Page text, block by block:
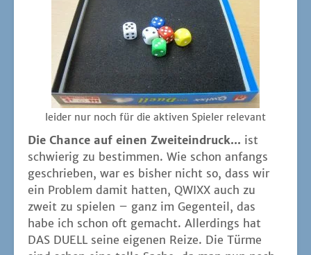
lei­der nur noch für die akti­ven Spie­ler relevant
Die Chan­ce auf einen Zweit­ein­druck... ist
schwie­rig zu bestim­men. Wie schon anfangs
geschrie­ben, war es bis­her nicht so, dass wir
ein Pro­blem damit hat­ten, QWIXX auch zu
zweit zu spie­len – ganz im Gegen­teil, das
habe ich schon oft gemacht. Aller­dings hat
DAS DUELL sei­ne eige­nen Rei­ze. Die Tür­me